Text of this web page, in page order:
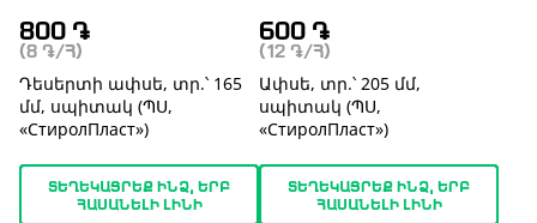
800 ֏
(8 ֏ /Հ)
Դեսերտի ափսե, տր.՝ 165
մմ, սպիտակ (ՊՍ,
«СтиролПласт»)
ՏԵՂԵԿԱՑՐԵՔ ԻՆՁ, ԵՐԲ
ՀԱՍԱՆԵԼԻ ԼԻՆԻ
600 ֏
(12 ֏ /Հ)
Ափսե, տր.՝ 205 մմ,
սպիտակ (ՊՍ,
«СтиролПласт»)
ՏԵՂԵԿԱՑՐԵՔ ԻՆՁ, ԵՐԲ
ՀԱՍԱՆԵԼԻ ԼԻՆԻ